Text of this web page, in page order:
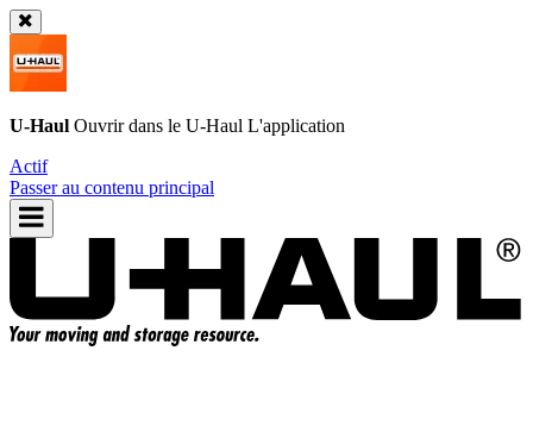
U-Haul Ouvrir dans le U-Haul L'application
Actif
Passer au contenu principal